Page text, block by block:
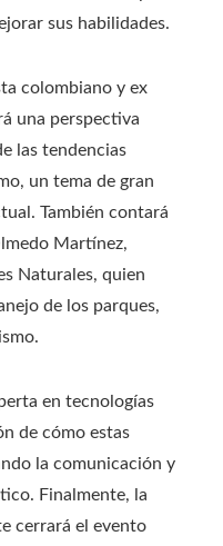
sus habilidades.
colombiano y ex
una perspectiva
las tendencias
un tema de gran
También contará
Martínez,
Naturales, quien
de los parques,
en tecnologías
de cómo estas
la comunicación y
Finalmente, la
cerrará el evento